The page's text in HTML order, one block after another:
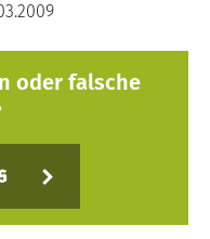
oder falsche